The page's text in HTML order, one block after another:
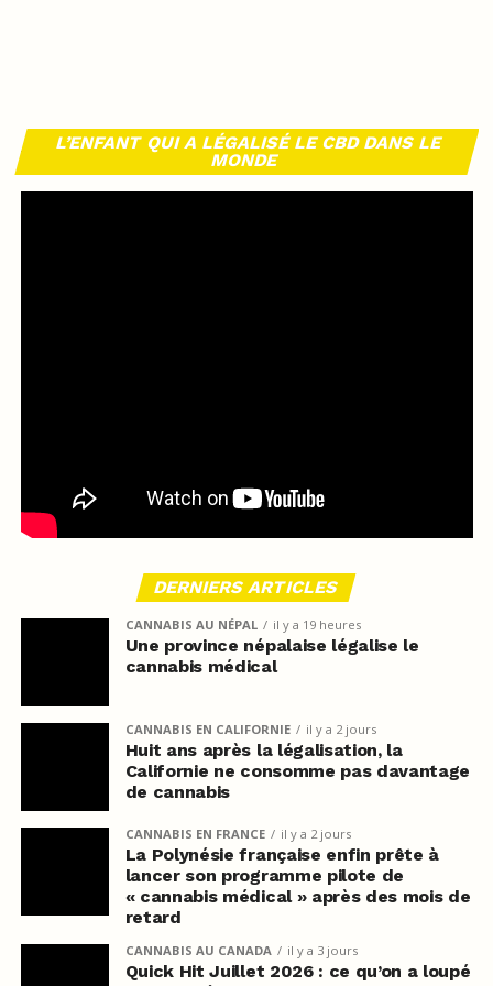
L’ENFANT QUI A LÉGALISÉ LE CBD DANS LE
MONDE
DERNIERS ARTICLES
CANNABIS AU NÉPAL il y a 19 heures
Une province népalaise légalise le
cannabis médical
CANNABIS EN CALIFORNIE il y a 2 jours
Huit ans après la légalisation, la
Californie ne consomme pas davantage
de cannabis
CANNABIS EN FRANCE il y a 2 jours
La Polynésie française enfin prête à
lancer son programme pilote de
« cannabis médical » après des mois de
retard
CANNABIS AU CANADA il y a 3 jours
Quick Hit Juillet 2026 : ce qu’on a loupé